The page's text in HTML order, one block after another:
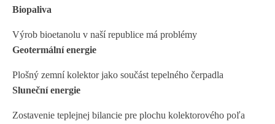
Biopaliva
Výrob bioetanolu v naší republice má problémy
Geotermální energie
Plošný zemní kolektor jako součást tepelného čerpadla
Sluneční energie
Zostavenie teplejnej bilancie pre plochu kolektorového poľa